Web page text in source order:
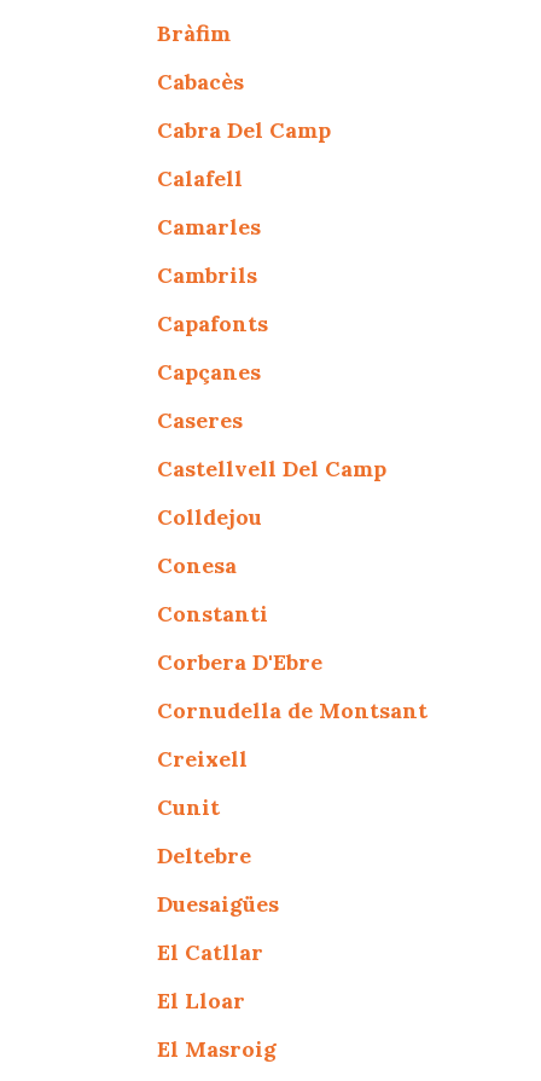
Bràfim
Cabacès
Cabra Del Camp
Calafell
Camarles
Cambrils
Capafonts
Capçanes
Caseres
Castellvell Del Camp
Colldejou
Conesa
Constanti
Corbera D'Ebre
Cornudella de Montsant
Creixell
Cunit
Deltebre
Duesaigües
El Catllar
El Lloar
El Masroig